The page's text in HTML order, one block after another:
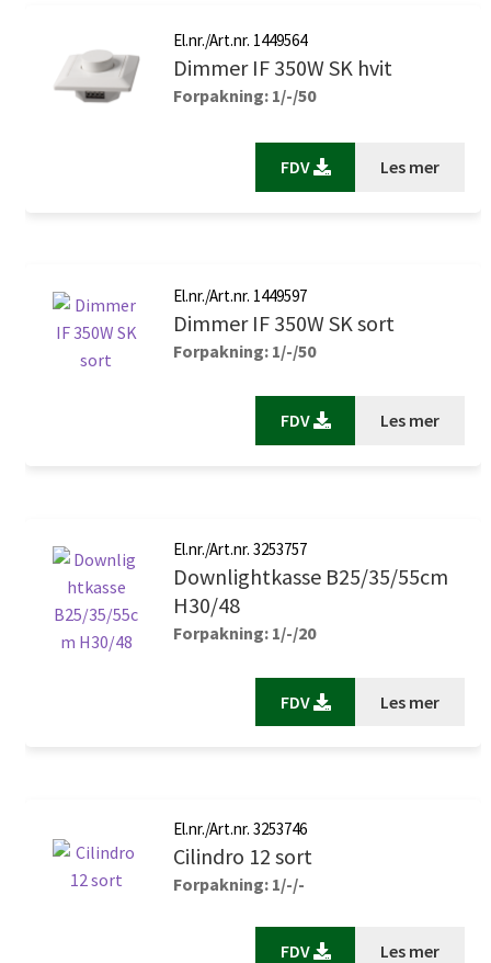
El.nr./Art.nr. 1449564
Dimmer IF 350W SK hvit
Forpakning: 1/-/50
FDV Les mer
El.nr./Art.nr. 1449597
Dimmer IF 350W SK sort
Forpakning: 1/-/50
FDV Les mer
El.nr./Art.nr. 3253757
Downlightkasse B25/35/55cm
H30/48
Forpakning: 1/-/20
FDV Les mer
El.nr./Art.nr. 3253746
Cilindro 12 sort
Forpakning: 1/-/-
FDV Les mer